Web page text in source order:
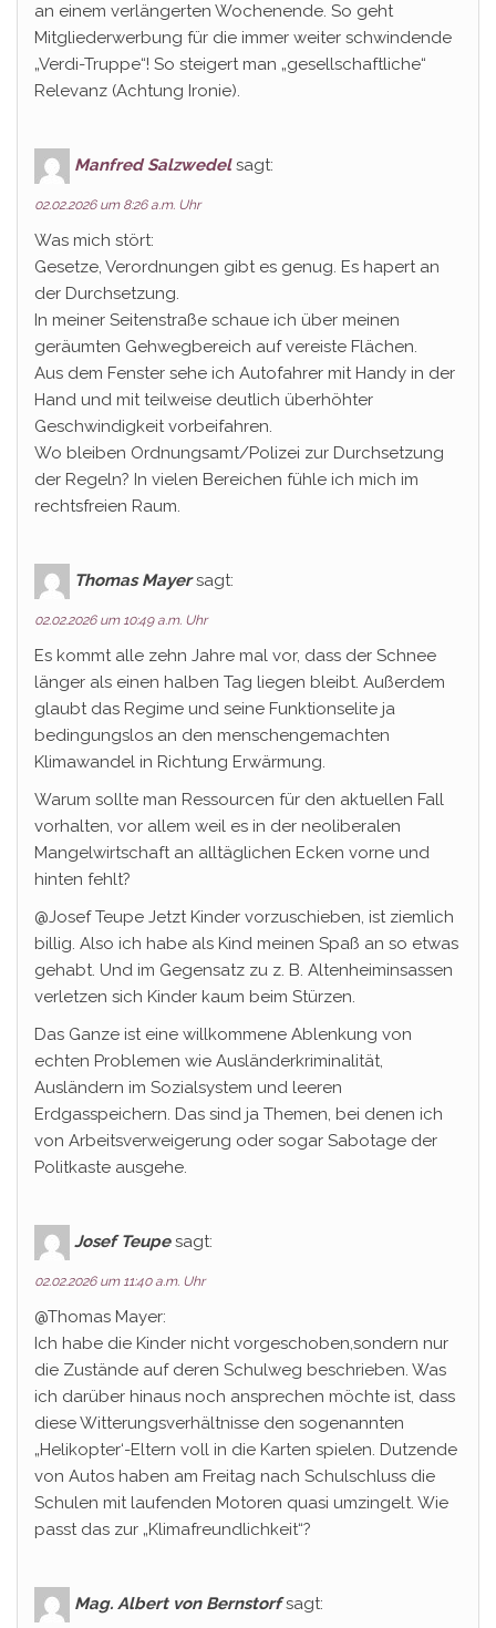
an einem verlängerten Wochenende. So geht
Mitgliederwerbung für die immer weiter schwindende
„Verdi-Truppe“! So steigert man „gesellschaftliche“
Relevanz (Achtung Ironie).
Manfred Salzwedel sagt:
02.02.2026 um 8:26 a.m. Uhr
Was mich stört:
Gesetze, Verordnungen gibt es genug. Es hapert an
der Durchsetzung.
In meiner Seitenstraße schaue ich über meinen
geräumten Gehwegbereich auf vereiste Flächen.
Aus dem Fenster sehe ich Autofahrer mit Handy in der
Hand und mit teilweise deutlich überhöhter
Geschwindigkeit vorbeifahren.
Wo bleiben Ordnungsamt/Polizei zur Durchsetzung
der Regeln? In vielen Bereichen fühle ich mich im
rechtsfreien Raum.
Thomas Mayer sagt:
02.02.2026 um 10:49 a.m. Uhr
Es kommt alle zehn Jahre mal vor, dass der Schnee
länger als einen halben Tag liegen bleibt. Außerdem
glaubt das Regime und seine Funktionselite ja
bedingungslos an den menschengemachten
Klimawandel in Richtung Erwärmung.
Warum sollte man Ressourcen für den aktuellen Fall
vorhalten, vor allem weil es in der neoliberalen
Mangelwirtschaft an alltäglichen Ecken vorne und
hinten fehlt?
@Josef Teupe Jetzt Kinder vorzuschieben, ist ziemlich
billig. Also ich habe als Kind meinen Spaß an so etwas
gehabt. Und im Gegensatz zu z. B. Altenheiminsassen
verletzen sich Kinder kaum beim Stürzen.
Das Ganze ist eine willkommene Ablenkung von
echten Problemen wie Ausländerkriminalität,
Ausländern im Sozialsystem und leeren
Erdgasspeichern. Das sind ja Themen, bei denen ich
von Arbeitsverweigerung oder sogar Sabotage der
Politkaste ausgehe.
Josef Teupe sagt:
02.02.2026 um 11:40 a.m. Uhr
@Thomas Mayer:
Ich habe die Kinder nicht vorgeschoben,sondern nur
die Zustände auf deren Schulweg beschrieben. Was
ich darüber hinaus noch ansprechen möchte ist, dass
diese Witterungsverhältnisse den sogenannten
„Helikopter‘-Eltern voll in die Karten spielen. Dutzende
von Autos haben am Freitag nach Schulschluss die
Schulen mit laufenden Motoren quasi umzingelt. Wie
passt das zur „Klimafreundlichkeit“?
Mag. Albert von Bernstorf sagt: